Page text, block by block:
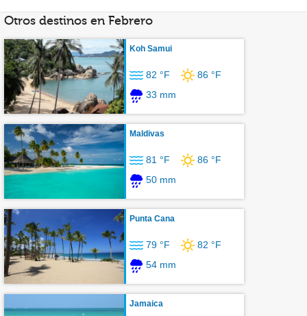
Otros destinos en Febrero
Koh Samui
82 °F
86 °F
33 mm
Maldivas
81 °F
86 °F
50 mm
Punta Cana
79 °F
82 °F
54 mm
Jamaica